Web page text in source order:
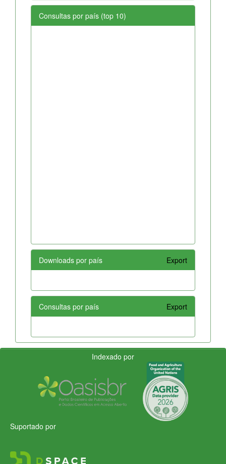
Consultas por país (top 10)
Downloads por país Export
Consultas por país Export
Indexado por
Suportado por